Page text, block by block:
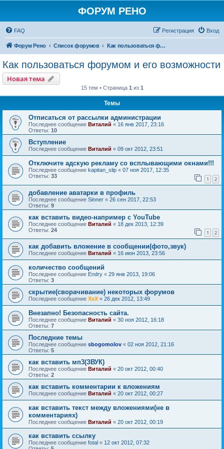
ФОРУМ РЕНО
FAQ Вход
Регистрация
Форум Рено Список форумов Как пользоваться форумом и его возможности
Как пользоваться форумом и его возможности
Новая тема
15 тем • Страница 1 из 1
Темы
Отписаться от рассылки администрации
Последнее сообщение Виталий « 16 янв 2017, 23:16
Ответы: 10
Вступление
Последнее сообщение Виталий « 09 окт 2012, 23:51
Отключите адскую рекламу со всплывающими окнами!!!
Последнее сообщение kapitan_slip « 07 ноя 2017, 12:35
Ответы: 33 1 2
добавление аватарки в профиль
Последнее сообщение Sinner « 26 сен 2017, 22:53
Ответы: 9
как вставить видео-например с YouTube
Последнее сообщение Виталий « 18 дек 2013, 12:39
Ответы: 24 1 2
как добавить вложение в сообщении(фото,звук)
Последнее сообщение Виталий « 16 июн 2013, 23:56
количество сообщений
Последнее сообщение Endry « 29 янв 2013, 19:06
Ответы: 3
скрытие(сворачивание) некоторых форумов
Последнее сообщение ХхХ « 26 дек 2012, 13:49
Внезапно! Безопасность сайта.
Последнее сообщение Виталий « 30 ноя 2012, 16:18
Ответы: 7
Последние темы
Последнее сообщение sbogomolov « 02 ноя 2012, 21:16
Ответы: 5
как вставить мп3(ЗВУК)
Последнее сообщение Виталий « 20 окт 2012, 00:40
Ответы: 2
как вставить комментарии к вложениям
Последнее сообщение Виталий « 20 окт 2012, 00:27
как вставить текст между вложениями(не в
комментариях)
Последнее сообщение Виталий « 20 окт 2012, 00:19
как вставить ссылку
Последнее сообщение fotal « 12 окт 2012, 07:32